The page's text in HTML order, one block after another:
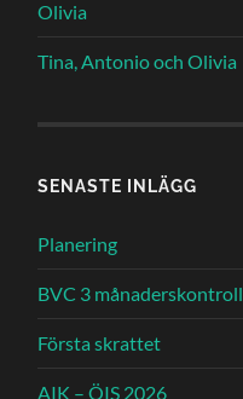
Olivia
Tina, Antonio och Olivia
SENASTE INLÄGG
Planering
BVC 3 månaderskontroll
Första skrattet
AIK – ÖIS 2026